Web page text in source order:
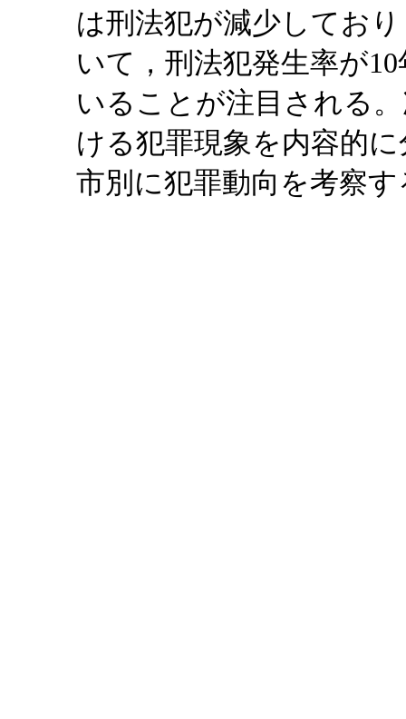
は刑法犯が減少してお
いて，刑法犯発生率が
いることが注目される
ける犯罪現象を内容的
市別に犯罪動向を考察